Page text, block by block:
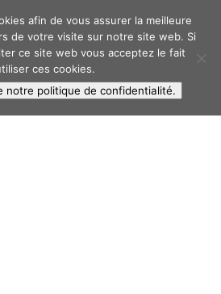
afin de vous assurer la meilleure
de votre visite sur notre site web. Si
ce site web vous acceptez le fait
ces cookies.
notre politique de confidentialité.